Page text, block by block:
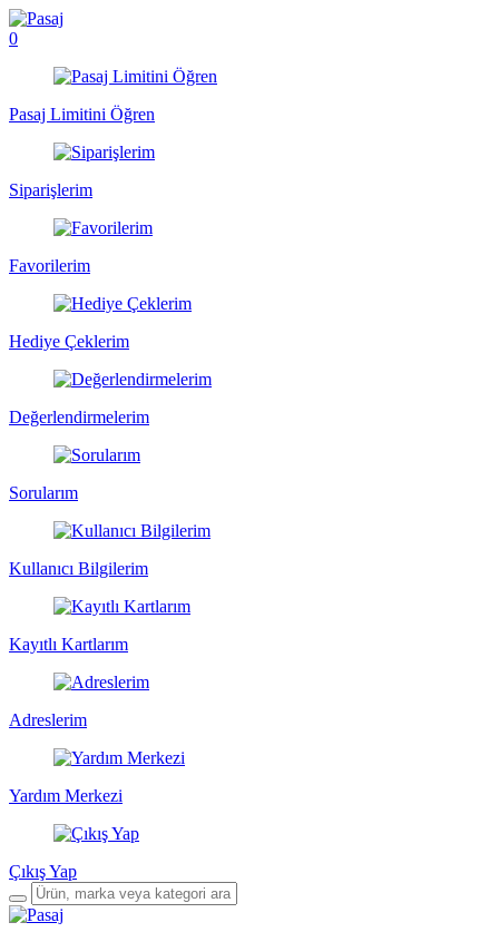
0
Pasaj Limitini Öğren
Siparişlerim
Favorilerim
Hediye Çeklerim
Değerlendirmelerim
Sorularım
Kullanıcı Bilgilerim
Kayıtlı Kartlarım
Adreslerim
Yardım Merkezi
Çıkış Yap